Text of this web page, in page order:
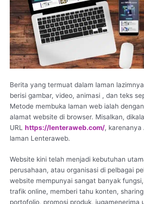
Berita yang termuat dalam laman
berisi gambar, video, animasi , dan teks
Metode membuka laman web ialah
alamat website di browser. Misalkan,
URL https://lenteraweb.com/, karenanya
laman Lenteraweb.
Website kini telah menjadi kebutuhan
perusahaan, atau organisasi di pelbagai
website mempunyai sangat banyak
trafik online, memberi tahu konten,
portofolio, promosi produk, jugamenerima